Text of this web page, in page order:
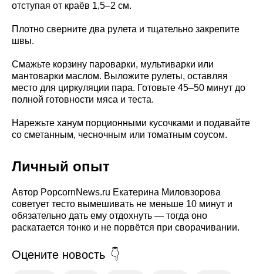
отступая от краёв 1,5–2 см.
Плотно сверните два рулета и тщательно закрепите
швы.
Смажьте корзину пароварки, мультиварки или
мантоварки маслом. Выложите рулеты, оставляя
место для циркуляции пара. Готовьте 45–50 минут до
полной готовности мяса и теста.
Нарежьте ханум порционными кусочками и подавайте
со сметанным, чесночным или томатным соусом.
Личный опыт
Автор PopcornNews.ru Екатерина Миловзорова
советует тесто вымешивать не меньше 10 минут и
обязательно дать ему отдохнуть — тогда оно
раскатается тонко и не порвётся при сворачивании.
Оцените новость